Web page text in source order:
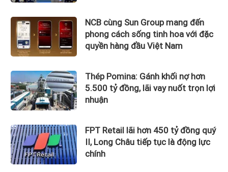
NCB cùng Sun Group mang đến
phong cách sống tinh hoa với đặc
quyền hàng đầu Việt Nam
Thép Pomina: Gánh khối nợ hơn
5.500 tỷ đồng, lãi vay nuốt trọn lợi
nhuận
FPT Retail lãi hơn 450 tỷ đồng quý
II, Long Châu tiếp tục là động lực
chính